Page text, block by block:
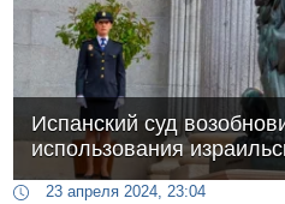
Испанский суд
использования
23 апреля 2024, 23:04